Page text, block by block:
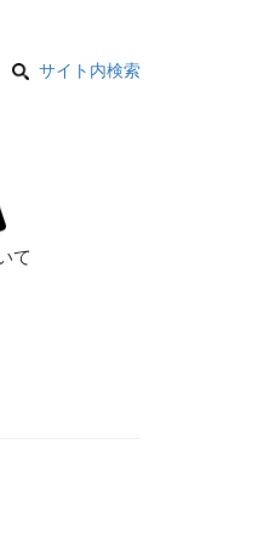
サイト内検索
て